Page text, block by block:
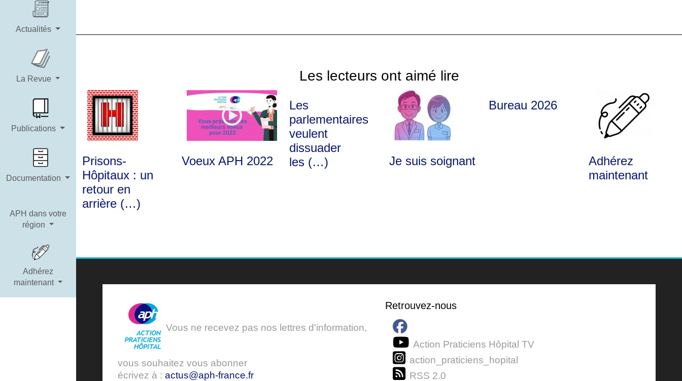
Actualités
La Revue
Publications
Documentation
APH dans votre
région
Adhérez
maintenant
Les lecteurs ont aimé lire
Prisons-
Hôpitaux : un
retour en
arrière (…)
Voeux APH 2022
Les
parlementaires
veulent
dissuader
les (…)
Je suis soignant
Bureau 2026
Adhérez
maintenant
Vous ne recevez pas nos lettres d'information,
vous souhaitez vous abonner
écrivez à : actus@aph-france.fr
Retrouvez-nous
Action Praticiens Hôpital TV
action_praticiens_hopital
RSS 2.0